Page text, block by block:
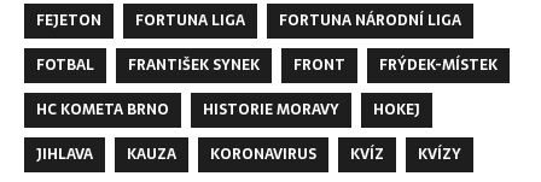
FEJETON
FORTUNA LIGA
FORTUNA NÁRODNÍ LIGA
FOTBAL
FRANTIŠEK SYNEK FRONT
FRÝDEK-MÍSTEK
HC KOMETA BRNO
HISTORIE MORAVY
HOKEJ
JIHLAVA
KAUZA KORONAVIRUS KVÍZ KVÍZY